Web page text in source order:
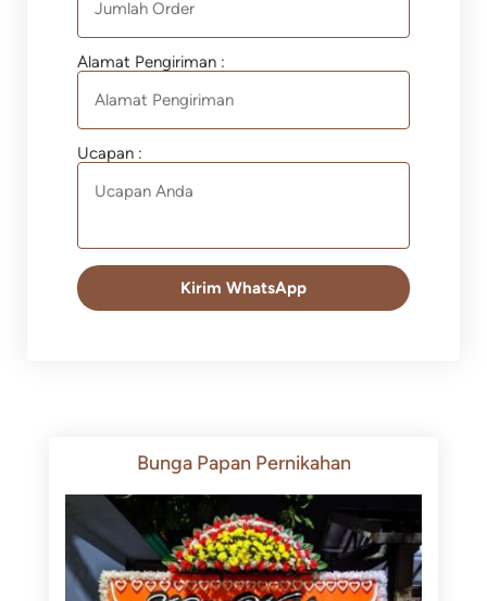
Alamat Pengiriman :
Ucapan :
Kirim WhatsApp
Bunga Papan Pernikahan